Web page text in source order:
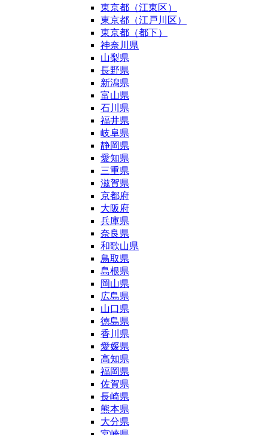
東京都（江東区）
東京都（江戸川区）
東京都（都下）
神奈川県
山梨県
長野県
新潟県
富山県
石川県
福井県
岐阜県
静岡県
愛知県
三重県
滋賀県
京都府
大阪府
兵庫県
奈良県
和歌山県
鳥取県
島根県
岡山県
広島県
山口県
徳島県
香川県
愛媛県
高知県
福岡県
佐賀県
長崎県
熊本県
大分県